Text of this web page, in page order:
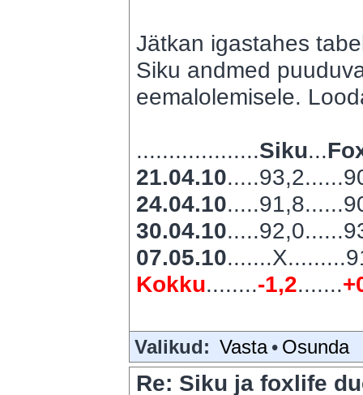
Jätkan igastahes
Siku andmed
eemalolemisele.
...................Siku...
21.04.10
24.04.10
30.04.10
07.05.10
Kokku........-1,2.......
Valikud: Vasta • Osunda
Re: Siku ja foxlife